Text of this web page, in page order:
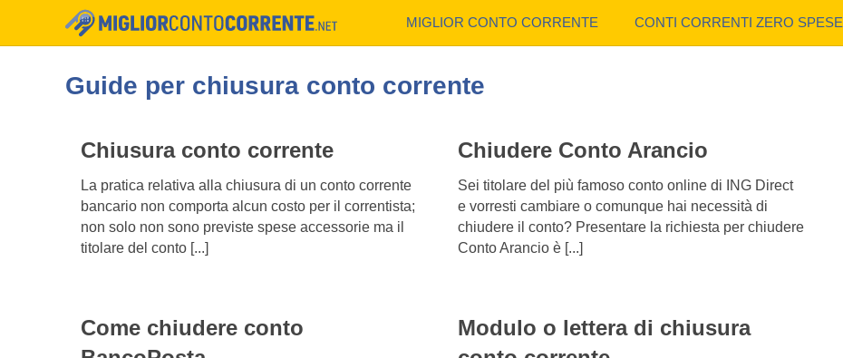
MIGLIOR CONTO CORRENTE CONTI CORRENTI ZERO SPESE
Guide per chiusura conto corrente
Chiusura conto corrente
La pratica relativa alla chiusura di un conto corrente
bancario non comporta alcun costo per il correntista;
non solo non sono previste spese accessorie ma il
titolare del conto [...]
Chiudere Conto Arancio
Sei titolare del più famoso conto online di ING Direct
e vorresti cambiare o comunque hai necessità di
chiudere il conto? Presentare la richiesta per chiudere
Conto Arancio è [...]
Come chiudere conto
Modulo o lettera di chiusura